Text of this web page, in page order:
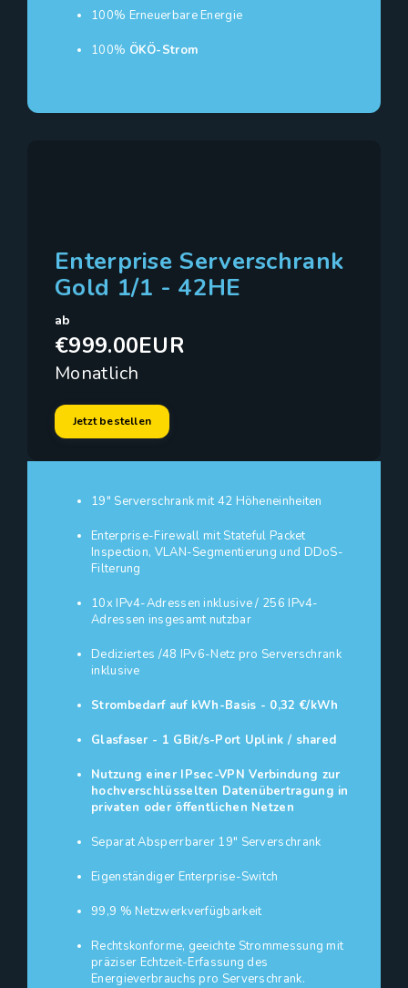
100% Erneuerbare Energie
100% ÖKÖ-Strom
Enterprise Serverschrank
Gold 1/1 - 42HE
ab
€999.00EUR
Monatlich
Jetzt bestellen
19" Serverschrank mit 42 Höheneinheiten
Enterprise-Firewall mit Stateful Packet
Inspection, VLAN-Segmentierung und DDoS-
Filterung
10x IPv4-Adressen inklusive / 256 IPv4-
Adressen insgesamt nutzbar
Dediziertes /48 IPv6-Netz pro Serverschrank
inklusive
Strombedarf auf kWh-Basis - 0,32 €/kWh
Glasfaser - 1 GBit/s-Port Uplink / shared
Nutzung einer IPsec-VPN Verbindung zur
hochverschlüsselten Datenübertragung in
privaten oder öffentlichen Netzen
Separat Absperrbarer 19" Serverschrank
Eigenständiger Enterprise-Switch
99,9 % Netzwerkverfügbarkeit
Rechtskonforme, geeichte Strommessung mit
präziser Echtzeit-Erfassung des
Energieverbrauchs pro Serverschrank.